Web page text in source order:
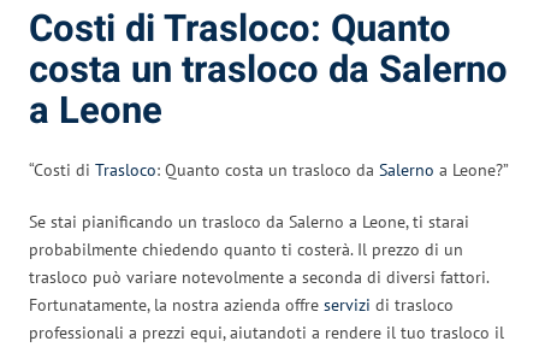
Costi di Trasloco: Quanto
costa un trasloco da Salerno
a Leone
“Costi di Trasloco: Quanto costa un trasloco da Salerno a Leone?”
Se stai pianificando un trasloco da Salerno a Leone, ti starai
probabilmente chiedendo quanto ti costerà. Il prezzo di un
trasloco può variare notevolmente a seconda di diversi fattori.
Fortunatamente, la nostra azienda offre servizi di trasloco
professionali a prezzi equi, aiutandoti a rendere il tuo trasloco il